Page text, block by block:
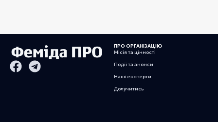
ПРО ОРГАНІЗАЦІЮ
Місія та цінності
Події та анонси
Наші експерти
Долучитись